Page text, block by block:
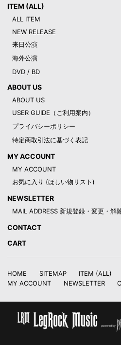
ITEM (ALL)
ALL ITEM
NEW RELEASE
来日公演
海外公演
DVD / BD
ABOUT US
ABOUT US
USER GUIDE（ご利用案内）
プライバシーポリシー
特定商取引法に基づく表記
MY ACCOUNT
MY ACCOUNT
お気に入り (ほしい物リスト)
NEWSLETTER
MAIL ADDRESS 新規登録・変更・解
CONTACT
CART
HOME SITEMAP ITEM (ALL)
MY ACCOUNT
NEWSLETTER